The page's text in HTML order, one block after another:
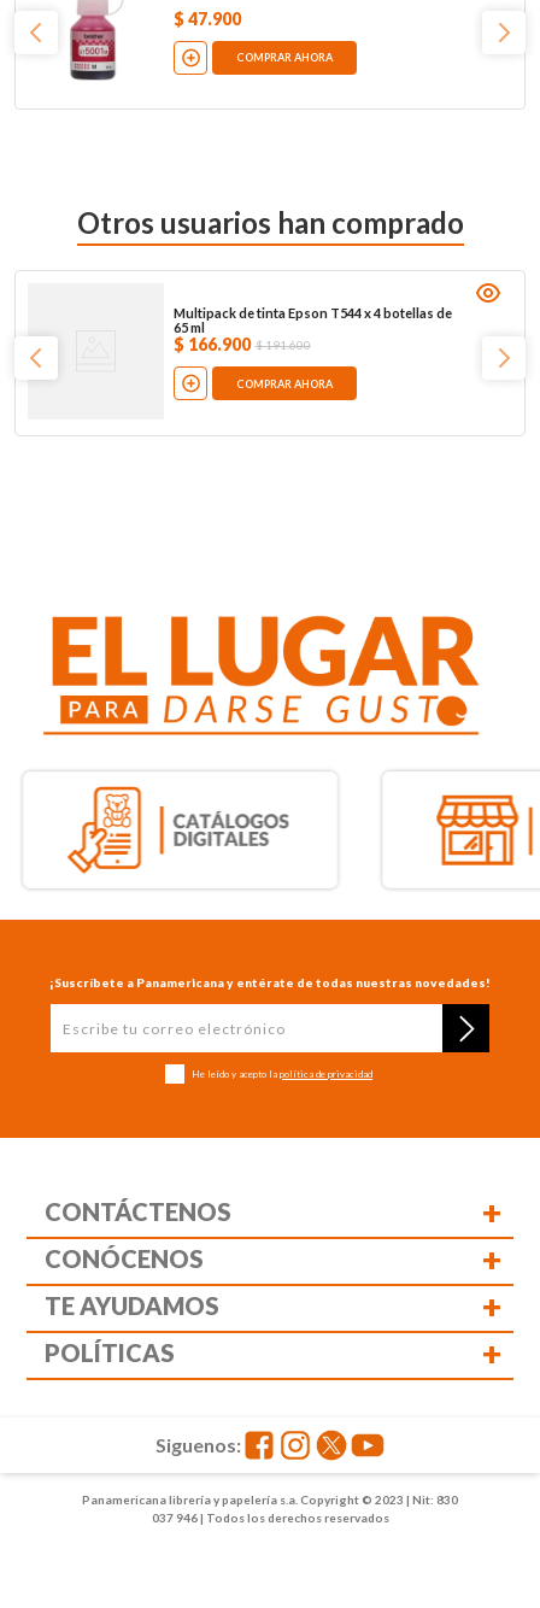
$ 47.900
COMPRAR AHORA
Otros usuarios han comprado
Multipack de tinta Epson T544 x 4 botellas de
65 ml
$ 166.900 $191.600
COMPRAR AHORA
¡Suscríbete a Panamericana y entérate de todas nuestras novedades!
He leído y acepto la política de privacidad
CONTÁCTENOS +
CONÓCENOS +
TE AYUDAMOS +
POLÍTICAS +
Panamericana librería y papelería s.a. Copyright © 2023 | Nit: 830
037 946 | Todos los derechos reservados
Siguenos: